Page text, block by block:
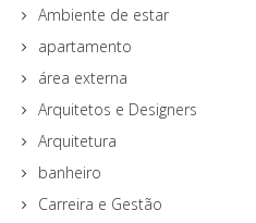
Ambiente de estar
apartamento
área externa
Arquitetos e Designers
Arquitetura
banheiro
Carreira e Gestão